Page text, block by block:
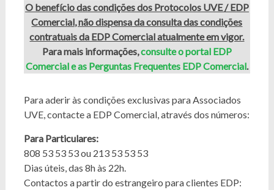
O benefício das condições dos Protocolos UVE / EDP
Comercial, não dispensa da consulta das condições
contratuais da EDP Comercial atualmente em vigor.
Para mais informações,consulte o portal EDP
Comercial e as Perguntas Frequentes EDP Comercial.
Para aderir às condições exclusivas para Associados
UVE, contacte a EDP Comercial, através dos números:
Para Particulares:
808 53 53 53 ou 213 53 53 53
Dias úteis, das 8h às 22h.
Contactos a partir do estrangeiro para clientes EDP: